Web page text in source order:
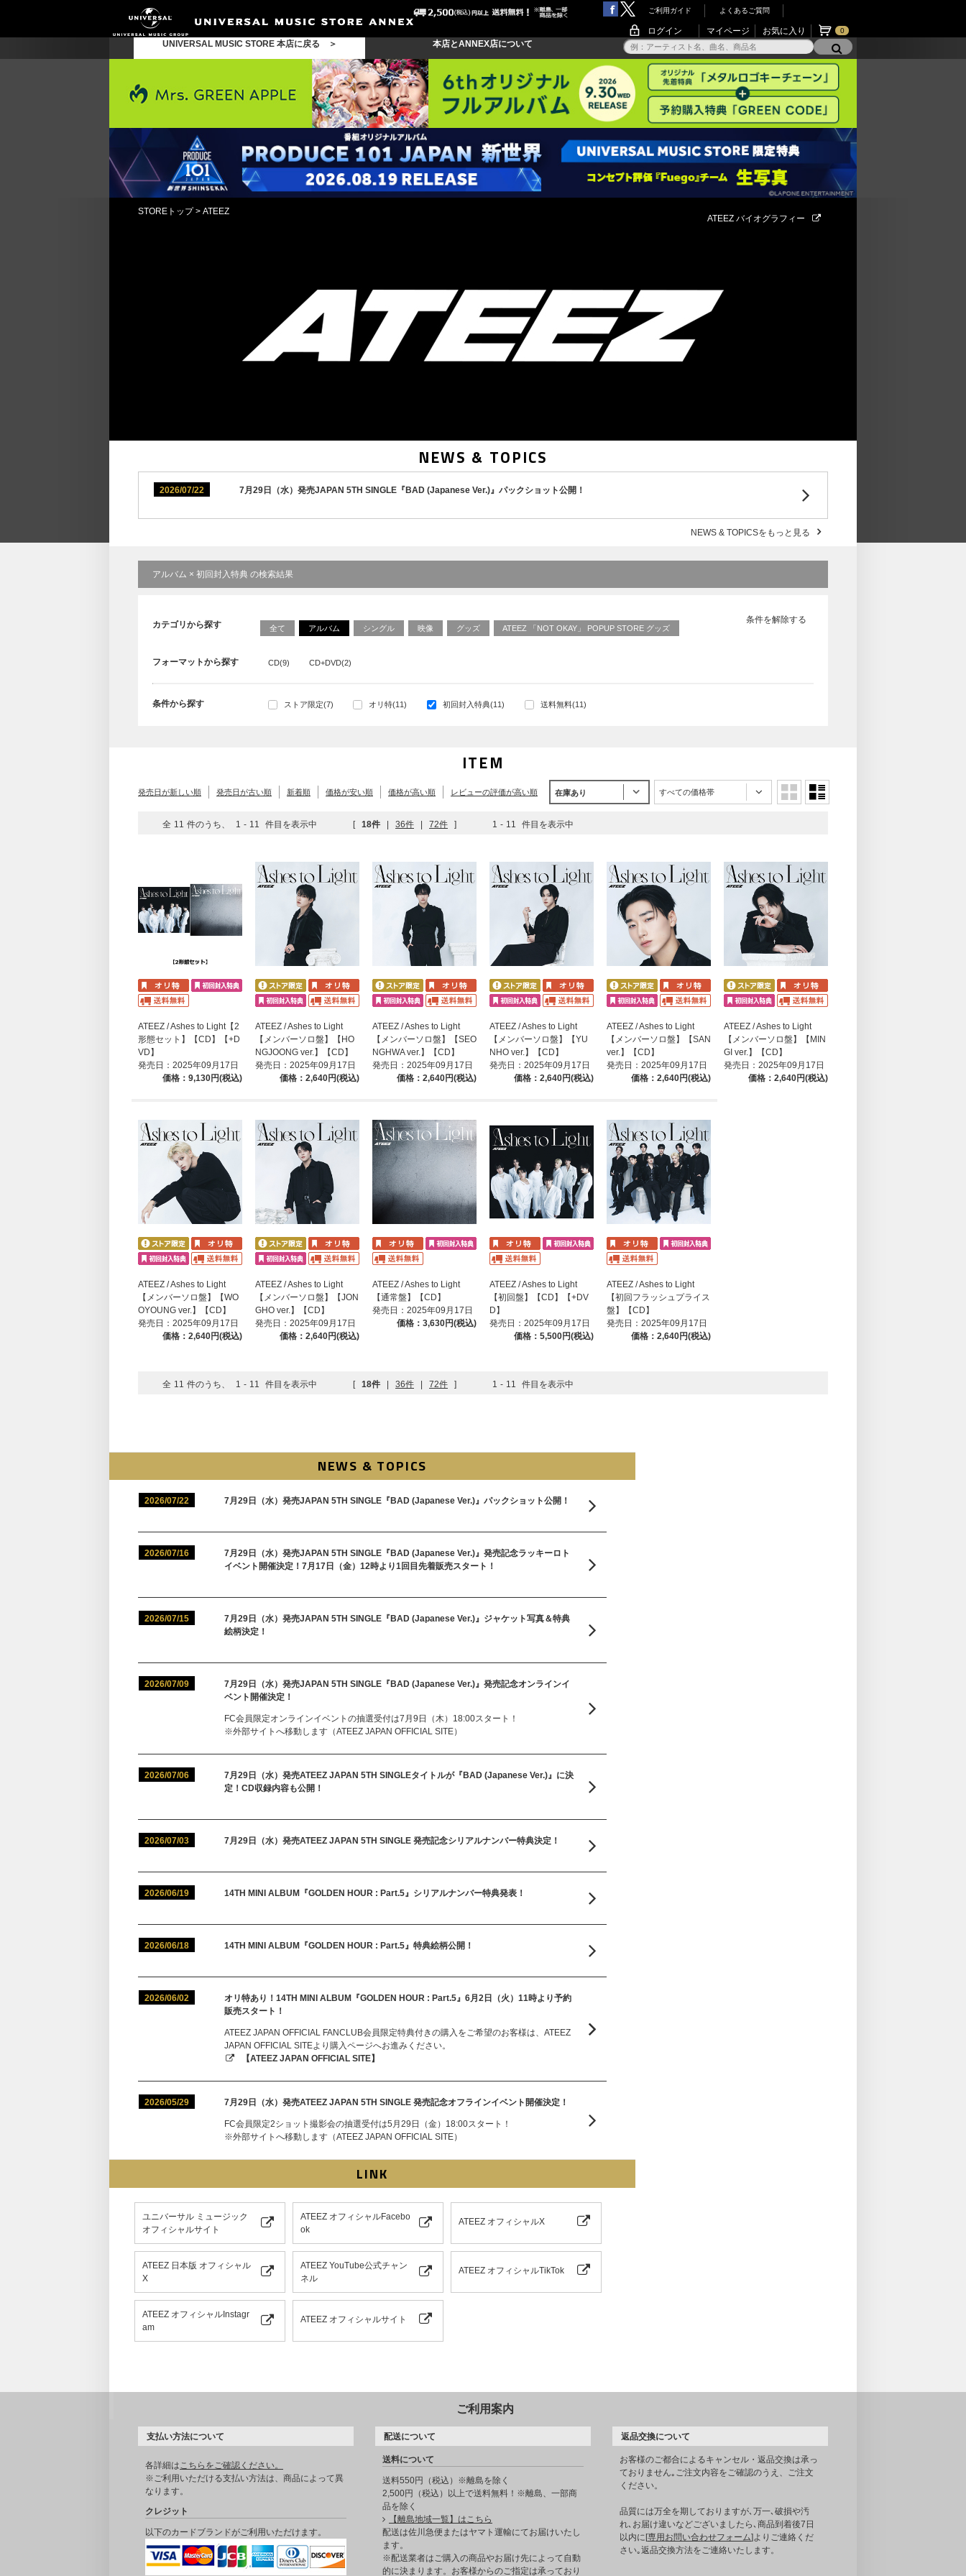
ご利用ガイド よくあるご質問
ログイン マイページ お気に入り 0
UNIVERSAL MUSIC STORE 本店に戻る ＞ 本店とANNEX店について
STOREトップ> ATEEZ
ATEEZ バイオグラフィー
NEWS & TOPICS
2026/07/22 7月29日（水）発売JAPAN 5TH SINGLE『BAD (Japanese Ver.)』パックショット公開！
NEWS & TOPICSをもっと見る
アルバム × 初回封入特典 の検索結果
条件を解除する
カテゴリから探す 全て アルバム シングル 映像 グッズ ATEEZ 「NOT OKAY」 POPUP STORE グッズ
フォーマットから探す CD(9) CD+DVD(2)
条件から探す ストア限定(7) オリ特(11) 初回封入特典(11) 送料無料(11)
ITEM
発売日が新しい順 発売日が古い順 新着順 価格が安い順 価格が高い順 レビューの評価が高い順 在庫あり すべての価格帯
全 11 件のうち、 1 - 11 件目を表示中 [ 18件 | 36件 | 72件 ] 1 - 11 件目を表示中
ATEEZ / Ashes to Light【2
形態セット】【CD】【+D
VD】
発売日：2025年09月17日
価格：9,130円(税込)
ATEEZ / Ashes to Light
【メンバーソロ盤】【HO
NGJOONG ver.】【CD】
発売日：2025年09月17日
価格：2,640円(税込)
ATEEZ / Ashes to Light
【メンバーソロ盤】【SEO
NGHWA ver.】【CD】
発売日：2025年09月17日
価格：2,640円(税込)
ATEEZ / Ashes to Light
【メンバーソロ盤】【YU
NHO ver.】【CD】
発売日：2025年09月17日
価格：2,640円(税込)
ATEEZ / Ashes to Light
【メンバーソロ盤】【SAN
ver.】【CD】
発売日：2025年09月17日
価格：2,640円(税込)
ATEEZ / Ashes to Light
【メンバーソロ盤】【MIN
GI ver.】【CD】
発売日：2025年09月17日
価格：2,640円(税込)
ATEEZ / Ashes to Light
【メンバーソロ盤】【WO
OYOUNG ver.】【CD】
発売日：2025年09月17日
価格：2,640円(税込)
ATEEZ / Ashes to Light
【メンバーソロ盤】【JON
GHO ver.】【CD】
発売日：2025年09月17日
価格：2,640円(税込)
ATEEZ / Ashes to Light
【通常盤】【CD】
発売日：2025年09月17日
価格：3,630円(税込)
ATEEZ / Ashes to Light
【初回盤】【CD】【+DV
D】
発売日：2025年09月17日
価格：5,500円(税込)
ATEEZ / Ashes to Light
【初回フラッシュプライス
盤】【CD】
発売日：2025年09月17日
価格：2,640円(税込)
全 11 件のうち、 1 - 11 件目を表示中 [ 18件 | 36件 | 72件 ] 1 - 11 件目を表示中
NEWS & TOPICS
2026/07/22 7月29日（水）発売JAPAN 5TH SINGLE『BAD (Japanese Ver.)』パックショット公開！
2026/07/16
7月29日（水）発売JAPAN 5TH SINGLE『BAD (Japanese Ver.)』発売記念ラッキーロト
イベント開催決定！7月17日（金）12時より1回目先着販売スタート！
2026/07/15
7月29日（水）発売JAPAN 5TH SINGLE『BAD (Japanese Ver.)』ジャケット写真＆特典
絵柄決定！
2026/07/09
7月29日（水）発売JAPAN 5TH SINGLE『BAD (Japanese Ver.)』発売記念オンラインイ
ベント開催決定！
FC会員限定オンラインイベントの抽選受付は7月9日（木）18:00スタート！
※外部サイトへ移動します（ATEEZ JAPAN OFFICIAL SITE）
2026/07/06
7月29日（水）発売ATEEZ JAPAN 5TH SINGLEタイトルが『BAD (Japanese Ver.)』に決
定！CD収録内容も公開！
2026/07/03 7月29日（水）発売ATEEZ JAPAN 5TH SINGLE 発売記念シリアルナンバー特典決定！
2026/06/19 14TH MINI ALBUM『GOLDEN HOUR : Part.5』シリアルナンバー特典発表！
2026/06/18 14TH MINI ALBUM『GOLDEN HOUR : Part.5』特典絵柄公開！
2026/06/02
オリ特あり！14TH MINI ALBUM『GOLDEN HOUR : Part.5』6月2日（火）11時より予約
販売スタート！
ATEEZ JAPAN OFFICIAL FANCLUB会員限定特典付きの購入をご希望のお客様は、ATEEZ
JAPAN OFFICIAL SITEより購入ページへお進みください。
【ATEEZ JAPAN OFFICIAL SITE】
2026/05/29 7月29日（水）発売ATEEZ JAPAN 5TH SINGLE 発売記念オフラインイベント開催決定！
FC会員限定2ショット撮影会の抽選受付は5月29日（金）18:00スタート！
※外部サイトへ移動します（ATEEZ JAPAN OFFICIAL SITE）
LINK
ユニバーサル ミュージック
オフィシャルサイト
ATEEZ オフィシャルFacebo
ok
ATEEZ オフィシャルX
ATEEZ 日本版 オフィシャル
X
ATEEZ YouTube公式チャン
ネル
ATEEZ オフィシャルTikTok
ATEEZ オフィシャルInstagr
am
ATEEZ オフィシャルサイト
ご利用案内
支払い方法について
各詳細はこちらをご確認ください。
※ご利用いただける支払い方法は、商品によって異
なります。
クレジット
以下のカードブランドがご利用いただけます。
配送について
送料について
送料550円（税込）※離島を除く
2,500円（税込）以上で送料無料！※離島、一部商
品を除く
【離島地域一覧】はこちら
配送は佐川急便またはヤマト運輸にてお届けいたし
ます。
※配送業者はご購入の商品やお届け先によって自動
的に決まります。お客様からのご指定は承っており
返品交換について
お客様のご都合によるキャンセル・返品交換は承っ
ておりません｡ご注文内容をご確認のうえ、ご注文
ください。
品質には万全を期しておりますが､万一､破損や汚
れ､お届け違いなどございましたら､商品到着後7日
以内に[専用お問い合わせフォーム]よりご連絡くだ
さい｡返品交換方法をご連絡いたします。